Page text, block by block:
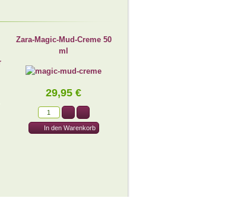
Zara-Magic-Mud-Creme 50
ml
29,95 €